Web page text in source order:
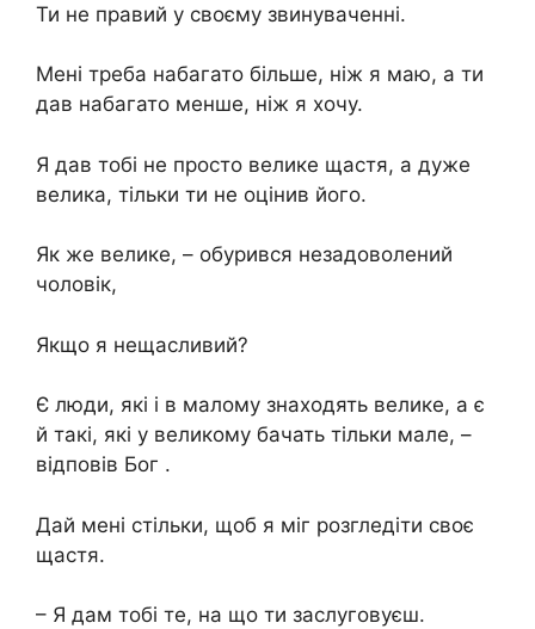
Ти не правий у своєму звинуваченні.
Мені треба набагато більше, ніж я маю, а ти
дав набагато менше, ніж я хочу.
Я дав тобі не просто велике щастя, а дуже
велика, тільки ти не оцінив його.
Як же велике, – обурився незадоволений
чоловік,
Якщо я нещасливий?
Є люди, які і в малому знаходять велике, а є
й такі, які у великому бачать тільки мале, –
відповів Бог .
Дай мені стільки, щоб я міг розгледіти своє
щастя.
– Я дам тобi те, на що ти заслуговуєш.